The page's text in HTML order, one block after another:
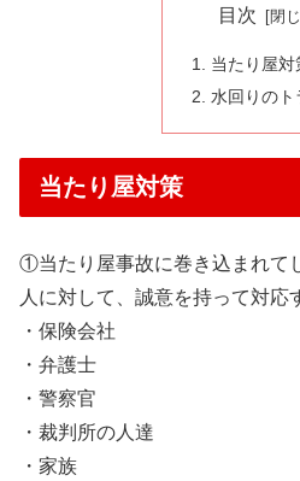
目次
当たり屋対
水回りのト
当たり屋対策
①当たり屋事故に巻き込まれて
人に対して、誠意を持って対応
・保険会社
・弁護士
・警察官
・裁判所の人達
・家族